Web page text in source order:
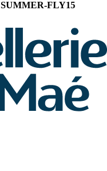
SUMMER-FLY15